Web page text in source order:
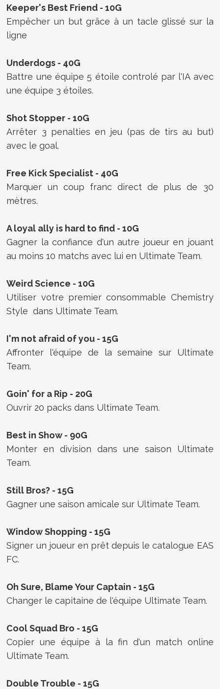
Keeper's Best Friend - 10G
Empêcher un but grâce à un tacle glissé sur la
ligne
Underdogs - 40G
Battre une équipe 5 étoile controlé par l'IA avec
une équipe 3 étoiles.
Shot Stopper - 10G
Arrêter 3 penalties en jeu (pas de tirs au but)
avec le goal.
Free Kick Specialist - 40G
Marquer un coup franc direct de plus de 30
mètres.
A loyal ally is hard to find - 10G
Gagner la confiance d'un autre joueur en jouant
au moins 10 matchs avec lui en Ultimate Team.
Weird Science - 10G
Utiliser votre premier consommable Chemistry
Style dans Ultimate Team.
I'm not afraid of you - 15G
Affronter l'équipe de la semaine sur Ultimate
Team.
Goin' for a Rip - 20G
Ouvrir 20 packs dans Ultimate Team.
Best in Show - 90G
Monter en division dans une saison Ultimate
Team.
Still Bros? - 15G
Gagner une saison amicale sur Ultimate Team.
Window Shopping - 15G
Signer un joueur en prêt depuis le catalogue EAS
FC.
Oh Sure, Blame Your Captain - 15G
Changer le capitaine de l'équipe Ultimate Team.
Cool Squad Bro - 15G
Copier une équipe à la fin d'un match online
Ultimate Team.
Double Trouble - 15G